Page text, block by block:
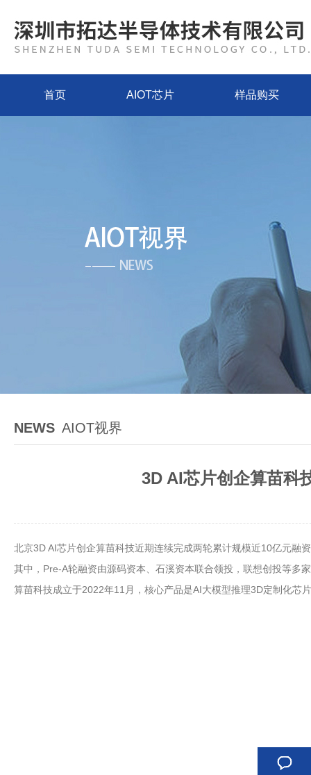
首页 AIOT芯片 样品购买
NEWS AIOT视界
3D AI芯片创企算苗科
北京3D AI芯片创企算苗科技近期连续完成两轮累计规模近10亿元融
其中，Pre-A轮融资由源码资本、石溪资本联合领投，联想创投等多
算苗科技成立于2022年11月，核心产品是AI大模型推理3D定制化芯